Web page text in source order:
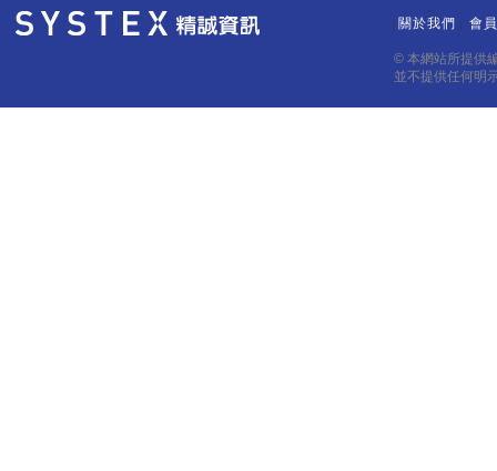
關於我們 會
© 本網站所提供
並不提供任何明